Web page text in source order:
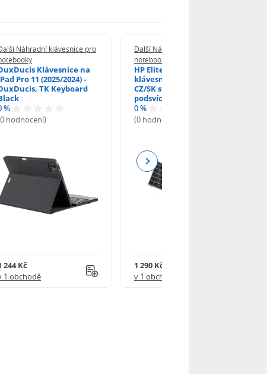
Náhradní klávesnice pro
Klávesnice na
Pro 11 (2025/2024) -
TK Keyboard
%
hodnocení)
244 Kč
1 obchodě
Další Náhradní klávesnice pro
notebooky
HP EliteBook 840 G6
klávesnice na notebook
CZ/SK stříbrný rámeček,
podsvícená, Trackpoint
0 %
(0 hodnocení)
1 290 Kč
v 1 obchodě
Next